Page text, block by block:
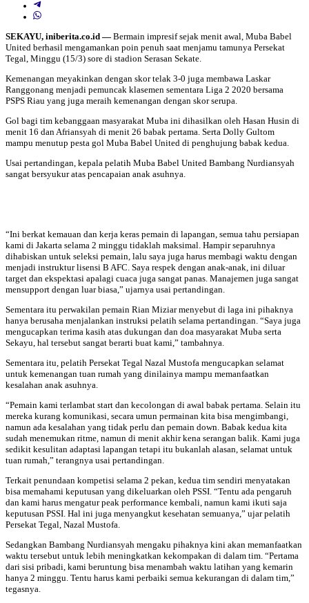
SEKAYU, iniberita.co.id — Bermain impresif sejak menit awal, Muba Babel
United berhasil mengamankan poin penuh saat menjamu tamunya Persekat
Tegal, Minggu (15/3) sore di stadion Serasan Sekate.
Kemenangan meyakinkan dengan skor telak 3-0 juga membawa Laskar
Ranggonang menjadi pemuncak klasemen sementara Liga 2 2020 bersama
PSPS Riau yang juga meraih kemenangan dengan skor serupa.
Gol bagi tim kebanggaan masyarakat Muba ini dihasilkan oleh Hasan Husin di
menit 16 dan Afriansyah di menit 26 babak pertama. Serta Dolly Gultom
mampu menutup pesta gol Muba Babel United di penghujung babak kedua.
Usai pertandingan, kepala pelatih Muba Babel United Bambang Nurdiansyah
sangat bersyukur atas pencapaian anak asuhnya.
“Ini berkat kemauan dan kerja keras pemain di lapangan, semua tahu persiapan
kami di Jakarta selama 2 minggu tidaklah maksimal. Hampir separuhnya
dihabiskan untuk seleksi pemain, lalu saya juga harus membagi waktu dengan
menjadi instruktur lisensi B AFC. Saya respek dengan anak-anak, ini diluar
target dan ekspektasi apalagi cuaca juga sangat panas. Manajemen juga sangat
mensupport dengan luar biasa,” ujarnya usai pertandingan.
Sementara itu perwakilan pemain Rian Miziar menyebut di laga ini pihaknya
hanya berusaha menjalankan instruksi pelatih selama pertandingan. “Saya juga
mengucapkan terima kasih atas dukungan dan doa masyarakat Muba serta
Sekayu, hal tersebut sangat berarti buat kami,” tambahnya.
Sementara itu, pelatih Persekat Tegal Nazal Mustofa mengucapkan selamat
untuk kemenangan tuan rumah yang dinilainya mampu memanfaatkan
kesalahan anak asuhnya.
“Pemain kami terlambat start dan kecolongan di awal babak pertama. Selain itu
mereka kurang komunikasi, secara umun permainan kita bisa mengimbangi,
namun ada kesalahan yang tidak perlu dan pemain down. Babak kedua kita
sudah menemukan ritme, namun di menit akhir kena serangan balik. Kami juga
sedikit kesulitan adaptasi lapangan tetapi itu bukanlah alasan, selamat untuk
tuan rumah,” terangnya usai pertandingan.
Terkait penundaan kompetisi selama 2 pekan, kedua tim sendiri menyatakan
bisa memahami keputusan yang dikeluarkan oleh PSSI. “Tentu ada pengaruh
dan kami harus mengatur peak performance kembali, namun kami ikuti saja
keputusan PSSI. Hal ini juga menyangkut kesehatan semuanya,” ujar pelatih
Persekat Tegal, Nazal Mustofa.
Sedangkan Bambang Nurdiansyah mengaku pihaknya kini akan memanfaatkan
waktu tersebut untuk lebih meningkatkan kekompakan di dalam tim. “Pertama
dari sisi pribadi, kami beruntung bisa menambah waktu latihan yang kemarin
hanya 2 minggu. Tentu harus kami perbaiki semua kekurangan di dalam tim,”
tegasnya.